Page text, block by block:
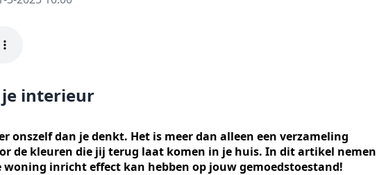
je interieur
onszelf dan je denkt. Het is meer dan alleen een verzameling
de kleuren die jij terug laat komen in je huis. In dit artikel nemen
woning inricht effect kan hebben op jouw gemoedstoestand!